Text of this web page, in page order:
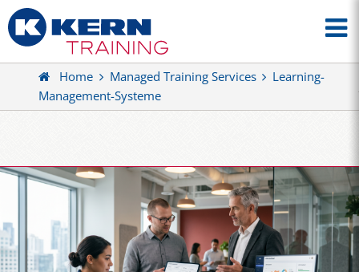
Home Managed Training Services
Learning-
Management-Systeme